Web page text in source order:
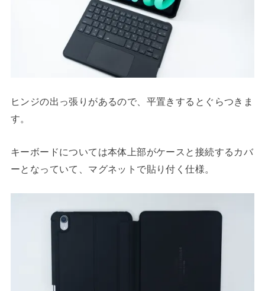
ヒンジの出っ張りがあるので、平置きするとぐらつきま
す。
キーボードについては本体上部がケースと接続するカバ
ーとなっていて、マグネットで貼り付く仕様。